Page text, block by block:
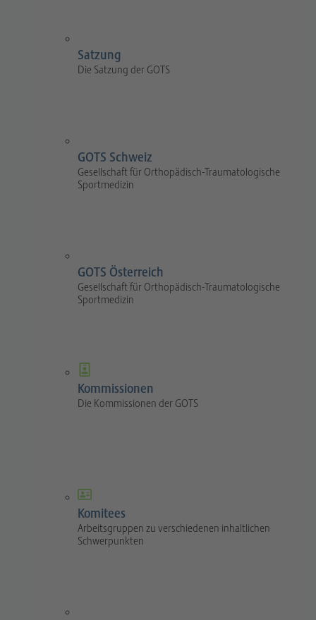
Satzung
Die Satzung der GOTS
GOTS Schweiz
Gesellschaft für Orthopädisch-Traumatologische
Sportmedizin
GOTS Österreich
Gesellschaft für Orthopädisch-Traumatologische
Sportmedizin
Kommissionen
Die Kommissionen der GOTS
Komitees
Arbeitsgruppen zu verschiedenen inhaltlichen
Schwerpunkten